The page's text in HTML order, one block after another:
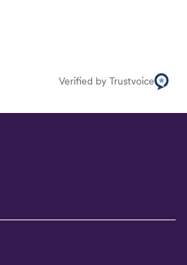
Verified by Trustvoice